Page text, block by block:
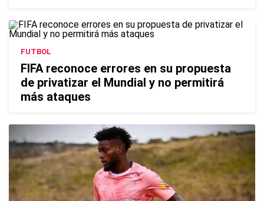
FUTBOL
FIFA reconoce errores en su propuesta
de privatizar el Mundial y no permitirá
más ataques